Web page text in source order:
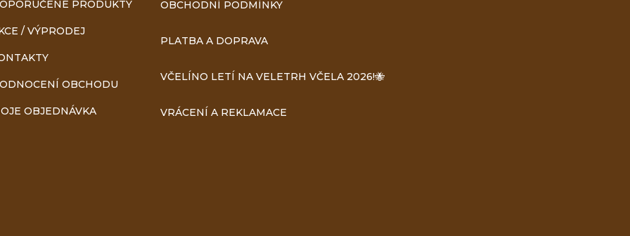
PRODUKTY
/ VÝPRODEJ
OBCHODU
OBJEDNÁVKA
OBCHODNÍ PODMÍNKY
PLATBA A DOPRAVA
VČELÍNO LETÍ NA VELETRH VČELA 2026!🐝
VRÁCENÍ A REKLAMACE